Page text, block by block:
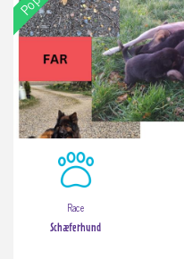
Race
Schæferhund